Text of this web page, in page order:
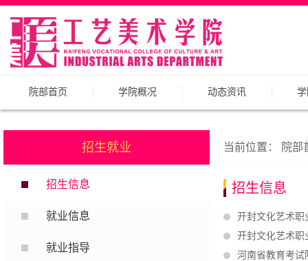
院部首页 学院概况 动态资讯
招生就业
招生信息
就业信息
就业指导
当前位置： 院部
招生信息
开封文化艺术职
开封文化艺术职
河南省教育考试